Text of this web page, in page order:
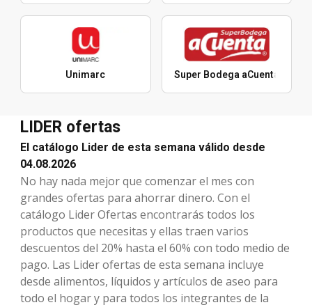
Unimarc Super Bodega aCuenta
LIDER ofertas
El catálogo Lider de esta semana válido desde
04.08.2026
No hay nada mejor que comenzar el mes con
grandes ofertas para ahorrar dinero. Con el
catálogo Lider Ofertas encontrarás todos los
productos que necesitas y ellas traen varios
descuentos del 20% hasta el 60% con todo medio de
pago. Las Lider ofertas de esta semana incluye
desde alimentos, líquidos y artículos de aseo para
todo el hogar y para todos los integrantes de la